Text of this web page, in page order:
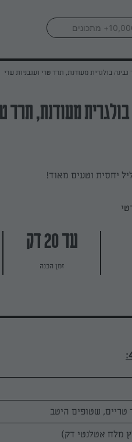
גבינה בולגרית מעודנת, תרד טרי ועגבניות שרי
מעודנת, תרד
יחסית וטעים מאוד!
עד 20 דק
זמן הכנה
מלח אטלנטי דק)